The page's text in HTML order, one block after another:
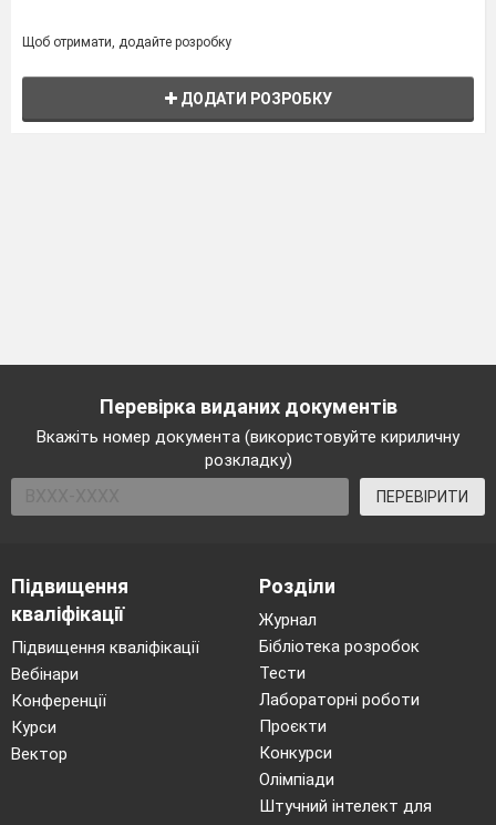
Щоб отримати, додайте розробку
ДОДАТИ РОЗРОБКУ
Перевірка виданих документів
Вкажіть номер документа (використовуйте кириличну
розкладку)
ПЕРЕВІРИТИ
Підвищення
кваліфікації
Підвищення кваліфікації
Вебінари
Конференції
Курси
Вектор
Розділи
Журнал
Бібліотека розробок
Тести
Лабораторні роботи
Проєкти
Конкурси
Олімпіади
Штучний інтелект для